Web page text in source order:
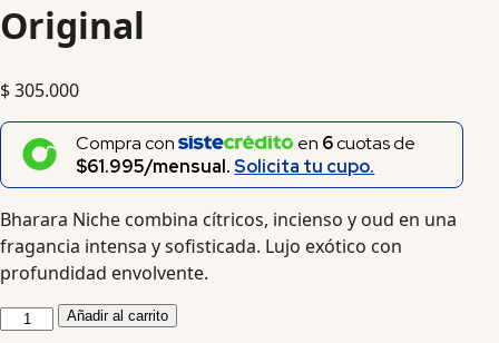
Original
$305.000
Compra con en 6cuotas de
$61.995/mensual.Solicita tu cupo.
Bharara Niche combina cítricos, incienso y oud en una
fragancia intensa y sofisticada. Lujo exótico con
profundidad envolvente.
Añadir al carrito